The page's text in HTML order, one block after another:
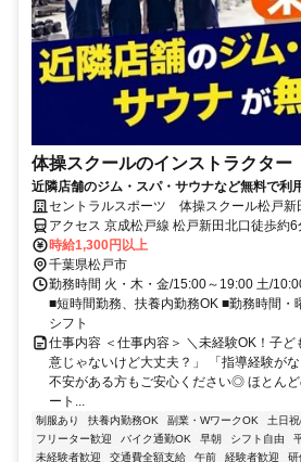
体操スクールのインストラクター
近隣店舗のジム・スパ・サウナなど無料で利
ク♪セントラルスポーツ 体操スクール松戸新
アクセス 京成松戸線 松戸新田北口徒歩約6
口徒歩約9分、京成松戸線 みのり台北口徒
時給1,300円以上
千葉県松戸市
勤務時間 火・木・金/15:00～19:00 土/
■短時間勤務、扶養内勤務OK ■勤務時間
シフト
仕事内容 ＜仕事内容＞ ＼未経験OK！子
意じゃないけど大丈夫？」 「指導経験が
不安がある方もご安心ください◎ ほとん
ート...
制服あり 扶養内勤務OK 副業・WワークOK 土日
フリーター歓迎
バイク通勤OK 早朝 シフト自由
未経験者歓迎
交通費全額支給 午前 経験者歓迎 研